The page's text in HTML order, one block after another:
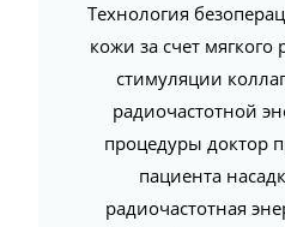
Технология
кожи за счет мягкого
стимуляции
радиочастотной
процедуры доктор
пациента
радиочастотная